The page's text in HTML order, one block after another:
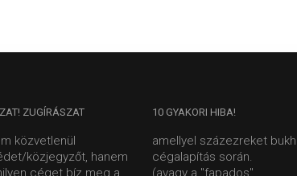
ZUGÍRÁSZAT
közvetlenül
közjegyzőt, hanem
céget bíz meg a
10 GYAKORI HIBA!
amellyel százezreket
cégalapítás során.
(avagy a "fapados"